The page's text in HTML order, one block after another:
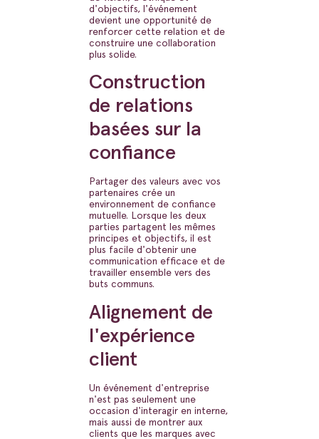
d'objectifs, l'événement
devient une opportunité de
renforcer cette relation et de
construire une collaboration
plus solide.
Construction
de relations
basées sur la
confiance
Partager des valeurs avec vos
partenaires crée un
environnement de confiance
mutuelle. Lorsque les deux
parties partagent les mêmes
principes et objectifs, il est
plus facile d'obtenir une
communication efficace et de
travailler ensemble vers des
buts communs.
Alignement de
l'expérience
client
Un événement d'entreprise
n'est pas seulement une
occasion d'interagir en interne,
mais aussi de montrer aux
clients que les marques avec